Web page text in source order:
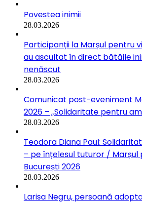
Povestea inimii
28.03.2026
Participanții la Marșul pentru
au ascultat în direct bătăile
nenăscut
28.03.2026
Comunicat post-eveniment
2026 – „Solidaritate pentru
28.03.2026
Teodora Diana Paul:
– pe înțelesul tuturor / Marșul
București 2026
28.03.2026
Larisa Negru, persoană